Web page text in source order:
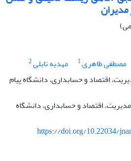
مصطفی طاهری1 مهدیه تابلی2
اقتصاد و حسابداری، دانشگاه پیام
اقتصاد و حسابداری، دانشگاه
https://doi.org/10.22034/